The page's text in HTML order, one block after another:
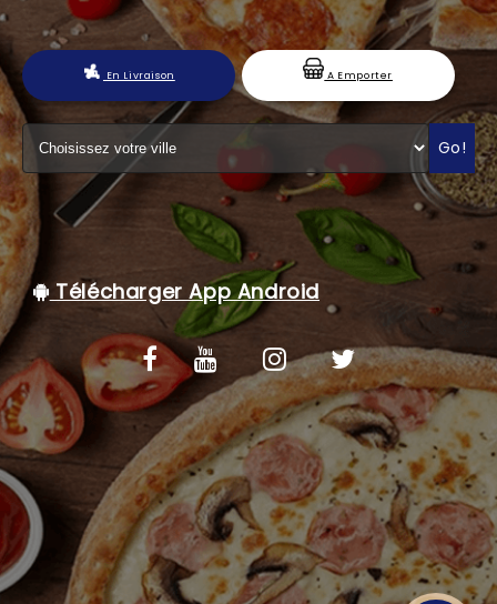
NOTRE RESTAURANT
VOS AVIS
MENTIONS LÉGALES
C.G.V
En Livraison A Emporter
Go!
Télécharger App Android